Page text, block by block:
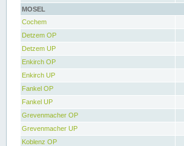
MOSEL
Cochem
Detzem OP
Detzem UP
Enkirch OP
Enkirch UP
Fankel OP
Fankel UP
Grevenmacher OP
Grevenmacher UP
Koblenz OP